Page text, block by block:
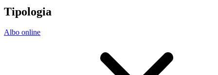
Tipologia
Albo online